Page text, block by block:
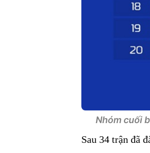
Nhóm cuối
Sau 34 trận đã